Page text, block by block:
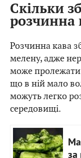
Скільки
розчинна
Розчинна кава
мелену, адже
може пролежати
що в ній мало
можуть легко
середовищі.